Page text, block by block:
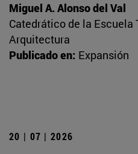
Miguel A. Alonso del Val
Catedrático de la Escuela
Arquitectura
Publicado en: Expansión
20 | 07 | 2026